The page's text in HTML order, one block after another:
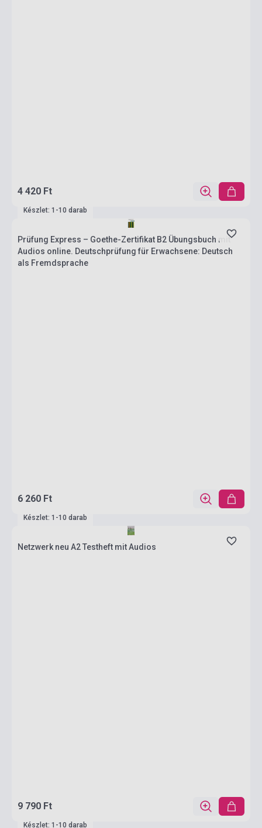
4 420 Ft
Készlet: 1-10 darab
Prüfung Express – Goethe-Zertifikat B2 Übungsbuch mit
Audios online. Deutschprüfung für Erwachsene: Deutsch
als Fremdsprache
6 260 Ft
Készlet: 1-10 darab
Netzwerk neu A2 Testheft mit Audios
9 790 Ft
Készlet: 1-10 darab